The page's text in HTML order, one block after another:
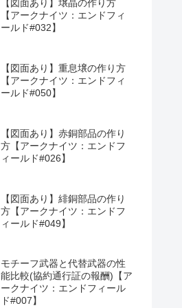
【図面あり】壌晶の作り方
【アークナイツ：エンドフィ
ールド#032】
【図面あり】重息壌の作り方
【アークナイツ：エンドフィ
ールド#050】
【図面あり】赤銅部品の作り
方【アークナイツ：エンドフ
ィールド#026】
【図面あり】緋銅部品の作り
方【アークナイツ：エンドフ
ィールド#049】
モチーフ武器と代替武器の性
能比較(協約通行証の報酬)【ア
ークナイツ：エンドフィール
ド#007】